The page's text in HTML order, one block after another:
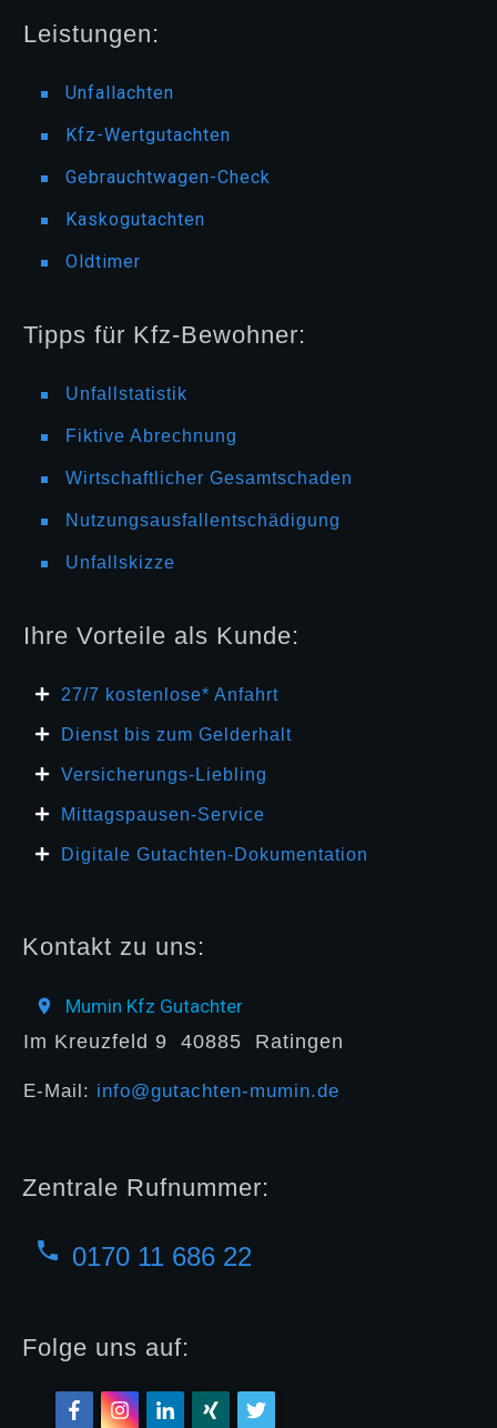
Leistungen:
Unfallachten
Kfz-Wertgutachten
Gebrauchtwagen-Check
Kaskogutachten
Oldtimer
Tipps für Kfz-Bewohner:
Unfallstatistik
Fiktive Abrechnung
Wirtschaftlicher Gesamtschaden
Nutzungsausfallentschädigung
Unfallskizze
Ihre Vorteile als Kunde:
27/7 kosten lose* Anfahrt
Dienst bis zum Gelderhalt
Versicherungs-Liebling
Mittagspausen-Service
Digitale Gutachten-Dokumentation
Kontakt zu uns:
Mumin Kfz Gutachter
Im Kreuzfeld 9 40885 Ratingen
E-Mail: info@gutachten-mumin.de
Zentrale Rufnummer:
0170 11 686 22
Folge uns auf: